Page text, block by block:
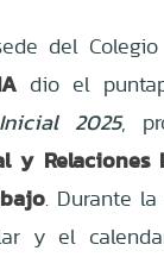
del
dio el
2025,
y Relaciones
. Durante
y el